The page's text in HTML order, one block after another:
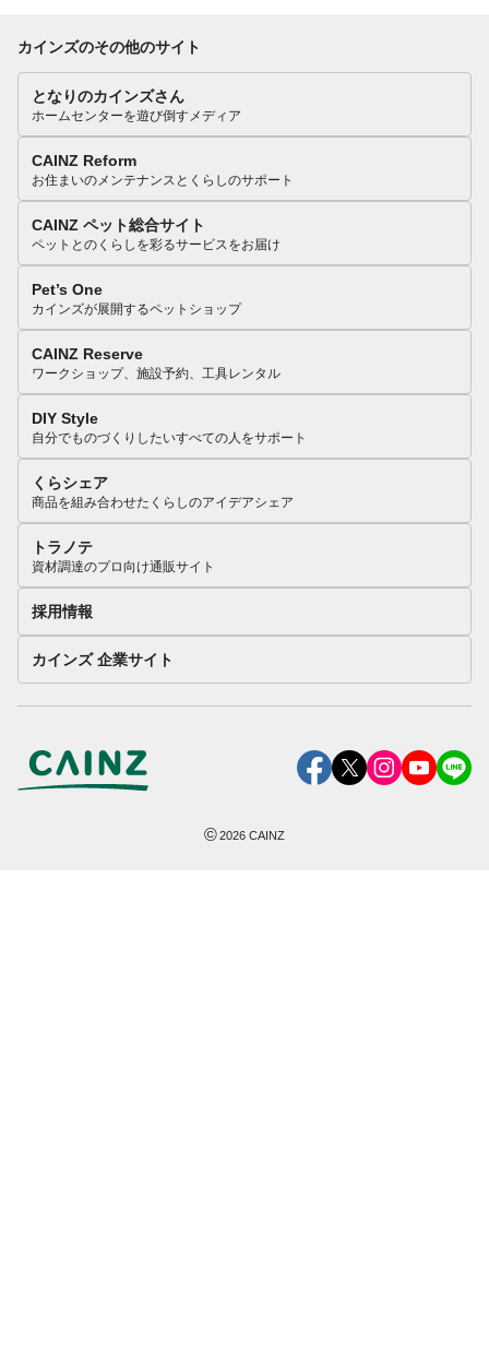
カインズのその他のサイト
となりのカインズさん
ホームセンターを遊び倒すメディア
CAINZ Reform
お住まいのメンテナンスとくらしのサポート
CAINZ ペット総合サイト
ペットとのくらしを彩るサービスをお届け
Pet’s One
カインズが展開するペットショップ
CAINZ Reserve
ワークショップ、施設予約、工具レンタル
DIY Style
自分でものづくりしたいすべての人をサポート
くらシェア
商品を組み合わせたくらしのアイデアシェア
トラノテ
資材調達のプロ向け通販サイト
採用情報
カインズ 企業サイト
©2026 CAINZ